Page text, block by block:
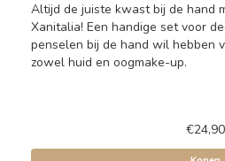
Altijd de juiste kwast bij de hand
Xanitalia! Een handige set voor
penselen bij de hand wil hebben
zowel huid en oogmake-up.
€24,90